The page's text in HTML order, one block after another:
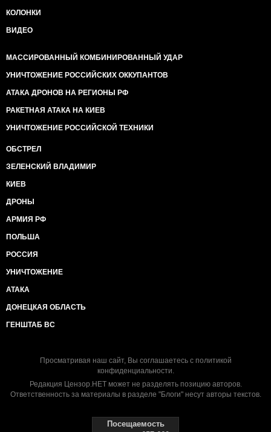
КОЛОНКИ
ВИДЕО
МАССИРОВАННЫЙ КОМБИНИРОВАННЫЙ УДАР
УНИЧТОЖЕНИЕ РОССИЙСКИХ ОККУПАНТОВ
АТАКА ДРОНОВ НА РЕГИОНЫ РФ
РАКЕТНАЯ АТАКА НА КИЕВ
УНИЧТОЖЕНИЕ РОССИЙСКОЙ ТЕХНИКИ
ОБСТРЕЛ
ЗЕЛЕНСКИЙ ВЛАДИМИР
КИЕВ
ДРОНЫ
АРМИЯ РФ
ПОЛЬША
РОССИЯ
УНИЧТОЖЕНИЕ
АТАКА
ДОНЕЦКАЯ ОБЛАСТЬ
ГЕНШТАБ ВС
Просматривая наш сайт, Вы соглашаетесь с политикой
конфиденциальности.
Редакция Цензор.НЕТ может не разделять позицию авторов.
Ответственность за материалы в разделе "Блоги" несут авторы текстов.
Посещаемость